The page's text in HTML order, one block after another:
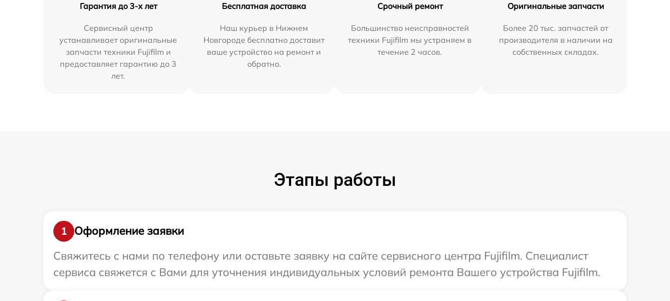
Гарантия до 3-х лет
Сервисный центр
устанавливает оригинальные
запчасти техники Fujifilm и
предоставляет гарантию до 3
лет.
Бесплатная доставка
Наш курьер в Нижнем
Новгороде бесплатно доставит
ваше устройство на ремонт и
обратно.
Срочный ремонт
Большинство неисправностей
техники Fujifilm мы устраняем в
течение 2 часов.
Оригинальные запчасти
Более 20 тыс. запчастей от
производителя в наличии на
собственных складах.
Этапы работы
1
Оформление заявки
Свяжитесь с нами по телефону или оставьте заявку на сайте сервисного центра Fujifilm. Специалист
сервиса свяжется с Вами для уточнения индивидуальных условий ремонта Вашего устройства Fujifilm.